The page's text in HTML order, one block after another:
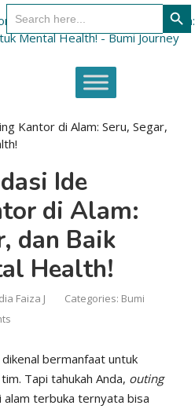
Search
for:
SEARCH
Ide
di Alam:
dan Baik
Health!
Faiza J Categories: Bumi
bermanfaat untuk
Tapi tahukah Anda, outing
alam terbuka ternyata bisa